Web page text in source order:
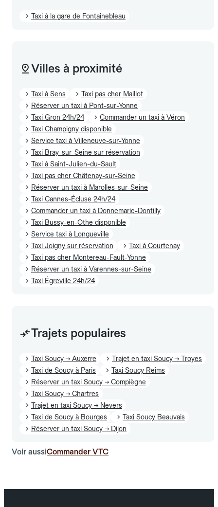
Taxi à la gare de Fontainebleau
Villes à proximité
Taxi à Sens
Taxi pas cher Maillot
Réserver un taxi à Pont-sur-Yonne
Taxi Gron 24h/24
Commander un taxi à Véron
Taxi Champigny disponible
Service taxi à Villeneuve-sur-Yonne
Taxi Bray-sur-Seine sur réservation
Taxi à Saint-Julien-du-Sault
Taxi pas cher Châtenay-sur-Seine
Réserver un taxi à Marolles-sur-Seine
Taxi Cannes-Écluse 24h/24
Commander un taxi à Donnemarie-Dontilly
Taxi Bussy-en-Othe disponible
Service taxi à Longueville
Taxi Joigny sur réservation
Taxi à Courtenay
Taxi pas cher Montereau-Fault-Yonne
Réserver un taxi à Varennes-sur-Seine
Taxi Égreville 24h/24
Trajets populaires
Taxi Soucy → Auxerre
Trajet en taxi Soucy → Troyes
Taxi de Soucy à Paris
Taxi Soucy Reims
Réserver un taxi Soucy → Compiègne
Taxi Soucy → Chartres
Trajet en taxi Soucy → Nevers
Taxi de Soucy à Bourges
Taxi Soucy Beauvais
Réserver un taxi Soucy → Dijon
Voir aussiCommander VTC